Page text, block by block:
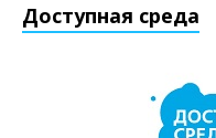
Доступная среда